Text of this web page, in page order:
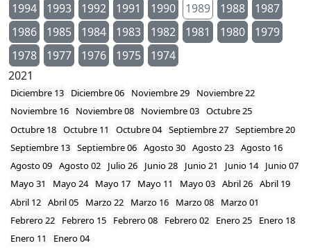
1994
1993 1992 1991 1990 1989 1988
1987
1986
1985 1984 1983 1982 1981 1980
1979
1978
1977 1976 1975
1974
2021
Diciembre 13 Diciembre 06 Noviembre 29
Noviembre 22
Noviembre 16
Noviembre 08 Noviembre 03 Octubre 25
Octubre 18 Octubre 11 Octubre 04 Septiembre 27 Septiembre 20
Septiembre 13 Septiembre 06 Agosto 30 Agosto 23 Agosto 16
Agosto 09 Agosto 02 Julio 26 Junio 28 Junio 21 Junio 14
Junio 07
Mayo 31
Mayo 24 Mayo 17 Mayo 11 Mayo 03 Abril 26 Abril 19
Abril 12 Abril 05 Marzo 22 Marzo 16 Marzo 08
Marzo 01
Febrero 22
Febrero 15 Febrero 08 Febrero 02 Enero 25
Enero 18
Enero 11
Enero 04